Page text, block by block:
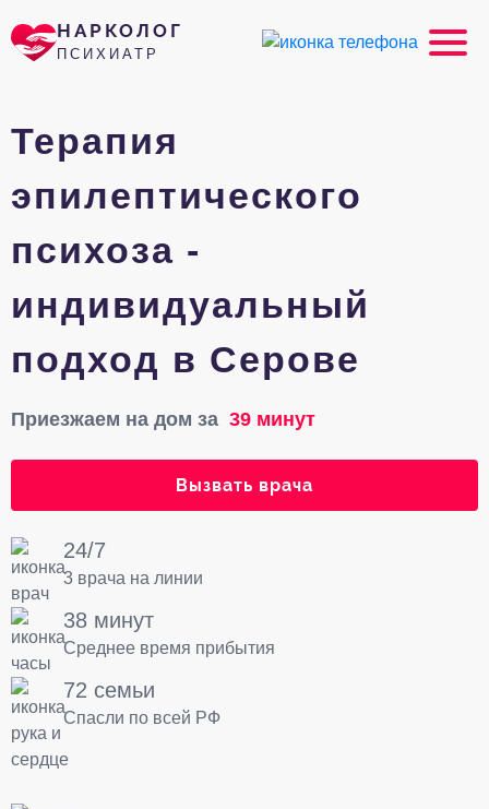
НАРКОЛОГ
ПСИХИАТР
Терапия
эпилептического
психоза -
индивидуальный
подход в Серове
Приезжаем на дом за 39 минут
Вызвать врача
24/7
3 врача на линии
38 минут
Среднее время прибытия
72 семьи
Спасли по всей РФ